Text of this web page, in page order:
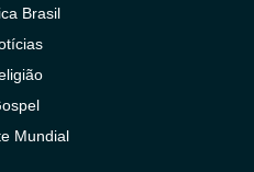
Brasil
Mundial